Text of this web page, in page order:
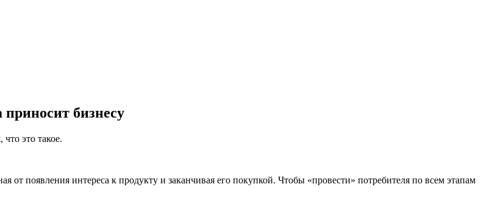
бизнесу
это такое.
от появления интереса к продукту и заканчивая его покупкой. Чтобы «провести» потребителя по всем этапам